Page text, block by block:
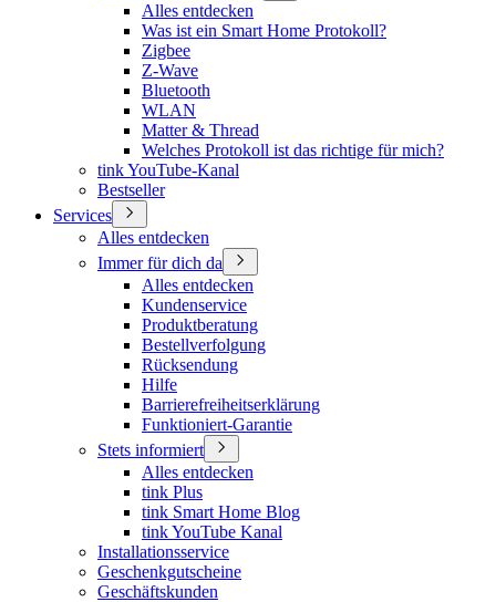
Alles entdecken
Was ist ein Smart Home Protokoll?
Zigbee
Z-Wave
Bluetooth
WLAN
Matter & Thread
Welches Protokoll ist das richtige für mich?
tink YouTube-Kanal
Bestseller
Services
Alles entdecken
Immer für dich da
Alles entdecken
Kundenservice
Produktberatung
Bestellverfolgung
Rücksendung
Hilfe
Barrierefreiheitserklärung
Funktioniert-Garantie
Stets informiert
Alles entdecken
tink Plus
tink Smart Home Blog
tink YouTube Kanal
Installationsservice
Geschenkgutscheine
Geschäftskunden